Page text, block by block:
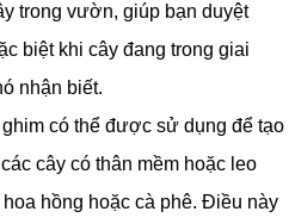
trong vườn, giúp bạn duyệt
biệt khi cây đang trong giai
nhận biết.
có thể được sử dụng để tạo
cây có thân mềm hoặc leo
hồng hoặc cà phê. Điều này